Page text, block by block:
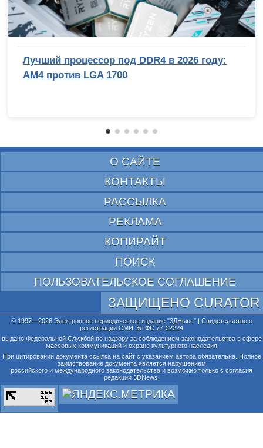
Лучший процессор под DDR4 в 2026 году:
AM4 против LGA 1700
О САЙТЕ
КОНТАКТЫ
РАССЫЛКА
РЕКЛАМА
КОПИРАЙТ
ПОИСК
ПОЛЬЗОВАТЕЛЬСКОЕ СОГЛАШЕНИЕ
ЗАЩИЩЕНО CURATOR
© 1997—2026 Электронное периодическое издание "3ДНьюс" | Свидетельство о
регистрации СМИ Эл ФС 77-22224
выдано Федеральной Службой по надзору за соблюдением законодательства в сфере
массовых коммуникаций и охране культурного наследия
При цитировании документа ссылка на сайт с указанием автора обязательна. Полное
заимствование документа является нарушением
российского и международного законодательства и возможно только с согласия
редакции 3DNews.